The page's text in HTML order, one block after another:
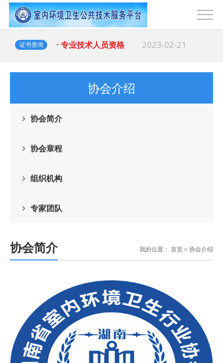
证书查询 · 专业技术人员资格 2023-02-21
协会介绍
协会简介
协会章程
组织机构
专家团队
协会简介 我的位置： 首页> 协会介绍